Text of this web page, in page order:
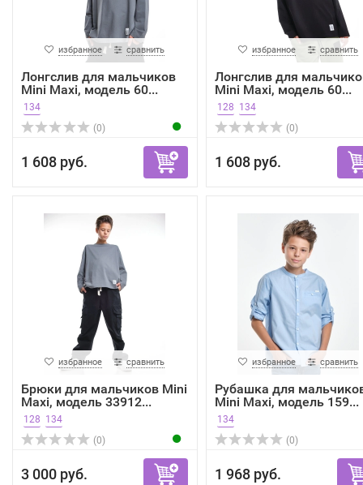
избранное сравнить
Лонгслив для мальчиков
Mini Maxi, модель 60...
134
(0)
1 608 руб.
избранное сравнить
Лонгслив для
Mini Maxi, модель 60...
128 134
(0)
1 608 руб.
избранное сравнить
Брюки для мальчиков Mini
Maxi, модель 33912...
128 134
(0)
3 000 руб.
избранное сравнить
Рубашка для
Mini Maxi, модель 159...
134
(0)
1 968 руб.